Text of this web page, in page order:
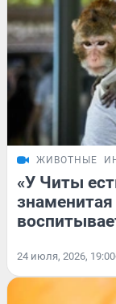
ЖИВОТНЫЕ
«У Читы
24 июля, 2026, 19:00